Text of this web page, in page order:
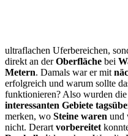
ultraflachen Uferbereichen,
direkt an derOberfläche bei
Metern. Damals war er mit
erfolgreich und warum sollte
funktionieren? Also wurden
interessanten Gebiete
merken, wo Steine waren und
nicht. Derart vorbereitet